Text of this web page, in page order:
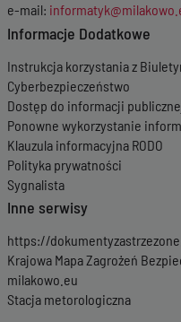
e-mail:
Informacje Dodatkowe
Instrukcja korzystania z
Cyberbezpieczeństwo
Dostęp do informacji
Ponowne wykorzystanie
Klauzula informacyjna RODO
Polityka prywatności
Sygnalista
Inne serwisy
https://
Krajowa Mapa Zagrożeń
milakowo.eu
Stacja metorologiczna